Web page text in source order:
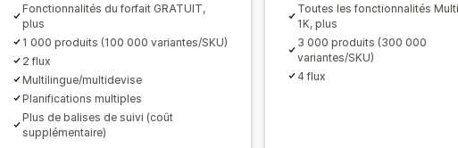
Fonctionnalités du forfait GRATUIT,
plus
1 000 produits (100 000 variantes/SKU)
2 flux
Multilingue/multidevise
Planifications multiples
Plus de balises de suivi (coût
supplémentaire)
Toutes les fonctionnalités
1K, plus
3 000 produits (300 000
variantes/SKU)
4 flux